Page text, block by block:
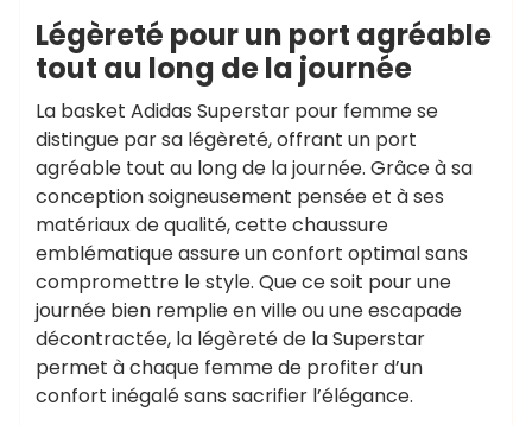
Légèreté pour un port agréable
tout au long de la journée
La basket Adidas Superstar pour femme se
distingue par sa légèreté, offrant un port
agréable tout au long de la journée. Grâce à sa
conception soigneusement pensée et à ses
matériaux de qualité, cette chaussure
emblématique assure un confort optimal sans
compromettre le style. Que ce soit pour une
journée bien remplie en ville ou une escapade
décontractée, la légèreté de la Superstar
permet à chaque femme de profiter d’un
confort inégalé sans sacrifier l’élégance.